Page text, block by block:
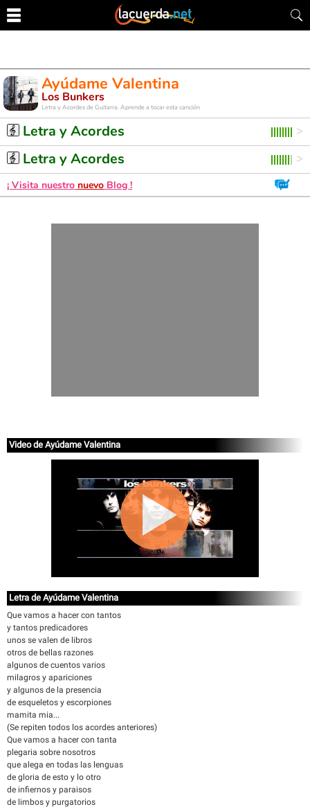
Ayúdame Valentina
Los Bunkers
Letra y Acordes de Guitarra. Aprende a tocar esta canción
Letra y Acordes
Letra y Acordes
¡ Visita nuestro nuevo Blog !
Video de Ayúdame Valentina
Letra de Ayúdame Valentina
Que vamos a hacer con tantos
y tantos predicadores
unos se valen de libros
otros de bellas razones
algunos de cuentos varios
milagros y apariciones
y algunos de la presencia
de esqueletos y escorpiones
mamita mia...
(Se repiten todos los acordes anteriores)
Que vamos a hacer con tanta
plegaria sobre nosotros
que alega en todas las lenguas
de gloria de esto y lo otro
de infiernos y paraisos
de limbos y purgatorios